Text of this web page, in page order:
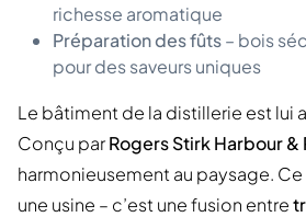
richesse aromatique
Préparation des fûts– bois
pour des saveurs uniques
Le bâtiment de la distillerie est lui
Conçu parRogers Stirk Harbour &
harmonieusement au paysage. Ce
une usine – c’est une fusion entre